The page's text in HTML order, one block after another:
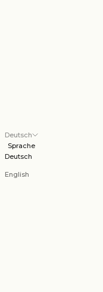
Deutsch
Sprache
Deutsch
English